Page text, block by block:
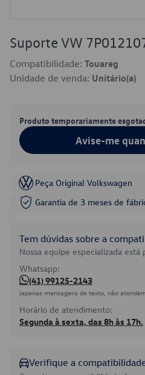
Suporte VW
Compatibilidade: Touareg
Unidade de venda: Unitário(a)
Produto temporariamente
Avise-me
Peça Original Volkswagen
Garantia de 3 meses de
Tem dúvidas sobre a
Nossa equipe especializada está
Whatsapp:
(41) 99125-2143
(apenas mensagens de texto, não
Horário de atendimento:
Segunda à sexta, das 8h às 17h.
Verifique a